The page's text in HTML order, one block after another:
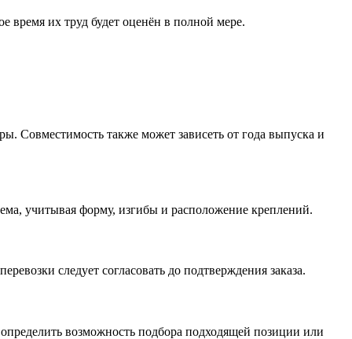
их труд будет оценён в полной мере.
Совместимость также может зависеть от года выпуска и
учитывая форму, изгибы и расположение креплений.
следует согласовать до подтверждения заказа.
возможность подбора подходящей позиции или